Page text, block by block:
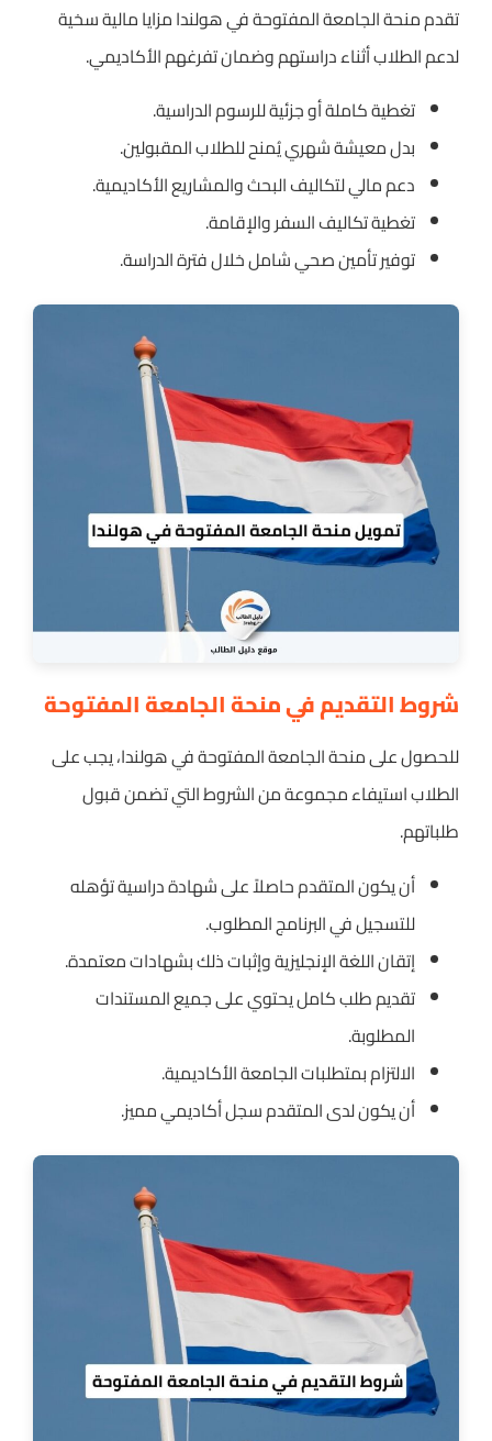
تقدم منحة الجامعة المفتوحة في هولندا مزايا مالية سخية
لدعم الطلاب أثناء دراستهم وضمان تفرغهم الأكاديمي.
تغطية كاملة أو جزئية للرسوم الدراسية.
بدل معيشة شهري يُمنح للطلاب المقبولين.
دعم مالي لتكاليف البحث والمشاريع الأكاديمية.
تغطية تكاليف السفر والإقامة.
توفير تأمين صحي شامل خلال فترة الدراسة.
شروط التقديم في منحة الجامعة المفتوحة
للحصول على منحة الجامعة المفتوحة في هولندا، يجب على
الطلاب استيفاء مجموعة من الشروط التي تضمن قبول
طلباتهم.
أن يكون المتقدم حاصلاً على شهادة دراسية تؤهله
للتسجيل في البرنامج المطلوب.
إتقان اللغة الإنجليزية وإثبات ذلك بشهادات معتمدة.
تقديم طلب كامل يحتوي على جميع المستندات
المطلوبة.
الالتزام بمتطلبات الجامعة الأكاديمية.
أن يكون لدى المتقدم سجل أكاديمي مميز.